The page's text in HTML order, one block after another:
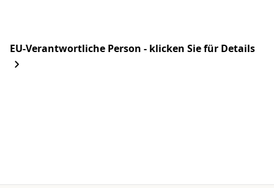
EU-Verantwortliche Person - klicken Sie für Details